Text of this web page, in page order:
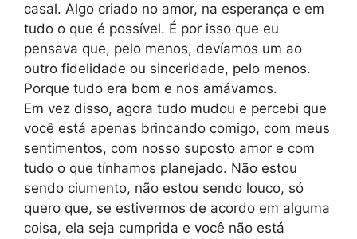
casal. Algo criado no amor, na esperança e em
tudo o que é possível. É por isso que eu
pensava que, pelo menos, devíamos um ao
outro fidelidade ou sinceridade, pelo menos.
Porque tudo era bom e nos amávamos.
Em vez disso, agora tudo mudou e percebi que
você está apenas brincando comigo, com meus
sentimentos, com nosso suposto amor e com
tudo o que tínhamos planejado. Não estou
sendo ciumento, não estou sendo louco, só
quero que, se estivermos de acordo em alguma
coisa, ela seja cumprida e você não está